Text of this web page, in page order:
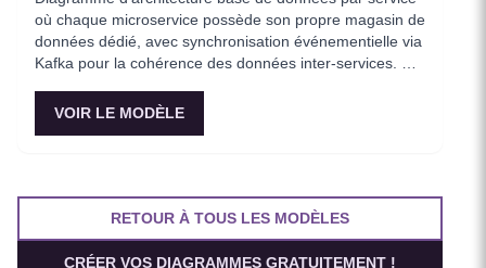
où chaque microservice possède son propre magasin de
données dédié, avec synchronisation événementielle via
Kafka pour la cohérence des données inter-services. Ce
données des microservices, montrant comment
cohérence à terme.
VOIR LE MODÈLE
RETOUR À TOUS LES MODÈLES
CRÉER VOS DIAGRAMMES GRATUITEMENT !